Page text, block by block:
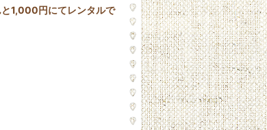
1,000円にてレンタルで